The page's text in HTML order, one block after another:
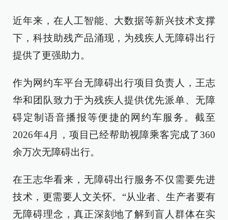
近年来，在人工智能、大数据等新兴技术支撑
下，科技助残产品涌现，为残疾人无障碍出行
提供了更强助力。
作为网约车平台无障碍出行项目负责人，王志
华和团队致力于为残疾人提供优先派单、无障
碍定制语音播报等便捷的网约车服务。截至
2026年4月，项目已经帮助视障乘客完成了360
余万次无障碍出行。
在王志华看来，无障碍出行服务不仅需要先进
技术，更需要人文关怀。“从业者、生产者要有
无障碍理念，真正深刻地了解到盲人群体在实